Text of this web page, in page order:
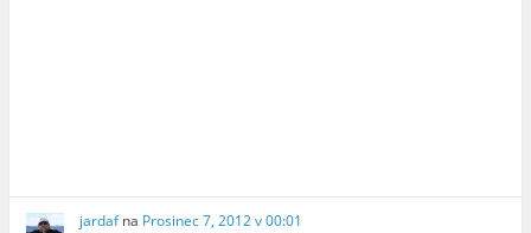
jardafna Prosinec 7, 2012 v 00:01